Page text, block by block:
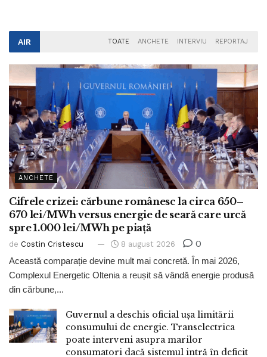
AIR TOATE ANCHETE INTERVIU REPORTAJ
ANCHETE
Cifrele crizei: cărbune românesc la circa 650–
670 lei/MWh versus energie de seară care urcă
spre 1.000 lei/MWh pe piață
de Costin Cristescu 8 august 2026 0
Această comparație devine mult mai concretă. În mai 2026,
Complexul Energetic Oltenia a reușit să vândă energie produsă
din cărbune,...
Guvernul a deschis oficial ușa limitării
consumului de energie. Transelectrica
poate interveni asupra marilor
consumatori dacă sistemul intră în deficit